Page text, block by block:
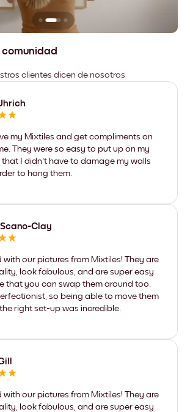
comunidad
clientes dicen de nosotros
my Mixtiles and get compliments on
They were so easy to put up on my
that I didn't have to damage my walls
to hang them.
Scano-Clay
with our pictures from Mixtiles! They are
look fabulous, and are super easy
that you can swap them around too.
so being able to move them
right set-up was incredible.
with our pictures from Mixtiles! They are
look fabulous, and are super easy